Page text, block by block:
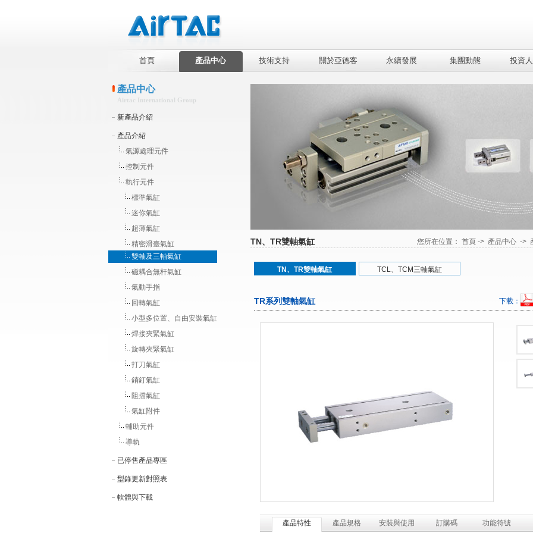
首頁 產品中心 技術支持 關於亞德客 永續發展 集團動態 投資
產品中心
Airtac International Group
新產品介紹
產品介紹
氣源處理元件
控制元件
執行元件
標準氣缸
迷你氣缸
超薄氣缸
精密滑臺氣缸
雙軸及三軸氣缸
磁耦合無杆氣缸
氣動手指
回轉氣缸
小型多位置、自由安裝氣缸
焊接夾緊氣缸
旋轉夾緊氣缸
打刀氣缸
銷釘氣缸
阻擋氣缸
氣缸附件
輔助元件
導軌
已停售產品專區
型錄更新對照表
軟體與下載
TN、TR雙軸氣缸 您所在位置： 首頁-> 產品中心->
TN、TR雙軸氣缸 TCL、TCM三軸氣缸
TR系列雙軸氣缸 下載：
產品特性 產品規格 安裝與使用 訂購碼 功能符號